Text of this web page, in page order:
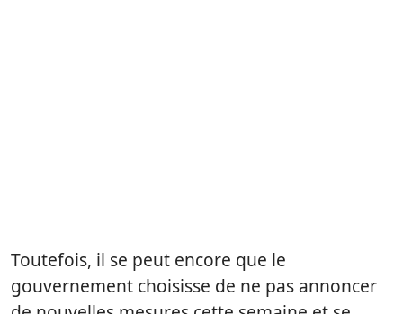
Toutefois, il se peut encore que le
gouvernement choisisse de ne pas annoncer